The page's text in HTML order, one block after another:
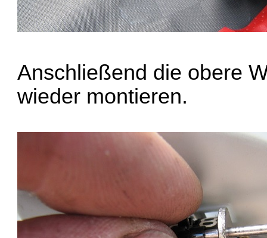
Anschließend die obere
wieder montieren.